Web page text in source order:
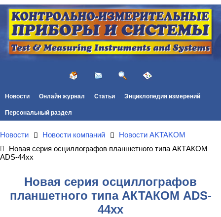
Новости Онлайн журнал Статьи Энциклопедия измерений
Персональный раздел
Новости Новости компаний
Новости AKTAKOM
Новая серия осциллографов планшетного типа АКТАКОМ
ADS-44xx
Новая серия осциллографов
планшетного типа АКТАКОМ ADS-
44xx